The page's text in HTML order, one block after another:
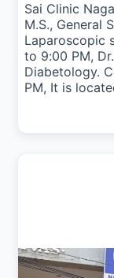
Sai Clinic
M.S., General
Laparoscopic
to 9:00 PM,
Diabetology.
PM, It is